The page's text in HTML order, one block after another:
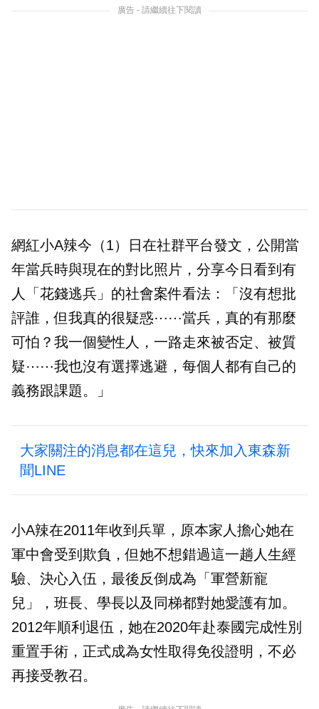
廣告 - 請繼續往下閱讀
網紅小A辣今（1）日在社群平台發文，公開當
年當兵時與現在的對比照片，分享今日看到有
人「花錢逃兵」的社會案件看法：「沒有想批
評誰，但我真的很疑惑⋯⋯當兵，真的有那麼
可怕？我一個變性人，一路走來被否定、被質
疑⋯⋯我也沒有選擇逃避，每個人都有自己的
義務跟課題。」
大家關注的消息都在這兒，快來加入東森新
聞LINE
小A辣在2011年收到兵單，原本家人擔心她在
軍中會受到欺負，但她不想錯過這一趟人生經
驗、決心入伍，最後反倒成為「軍營新寵
兒」，班長、學長以及同梯都對她愛護有加。
2012年順利退伍，她在2020年赴泰國完成性別
重置手術，正式成為女性取得免役證明，不必
再接受教召。